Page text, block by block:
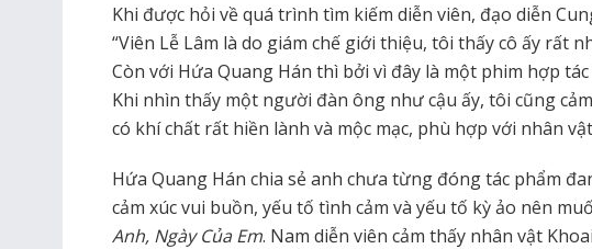
Khi được hỏi về quá trình tìm kiếm diễn viên, đạo diễn
“Viên Lễ Lâm là do giám chế giới thiệu, tôi thấy cô ấy rất
Còn với Hứa Quang Hán thì bởi vì đây là một phim hợp
Khi nhìn thấy một người đàn ông như cậu ấy, tôi cũng
có khí chất rất hiền lành và mộc mạc, phù hợp với nhân
Hứa Quang Hán chia sẻ anh chưa từng đóng tác phẩm
cảm xúc vui buồn, yếu tố tình cảm và yếu tố kỳ ảo nên
Anh, Ngày Của Em. Nam diễn viên cảm thấy nhân vật